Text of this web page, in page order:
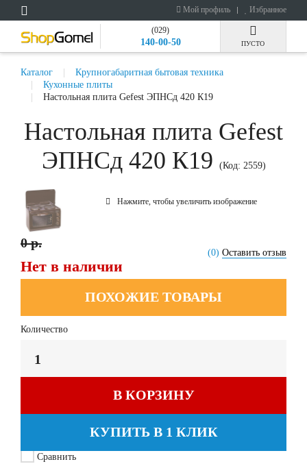
Мой профиль Избранное
(029)
140-00-50 ПУСТО
Каталог
Крупногабаритная бытовая техника
Кухонные плиты
Настольная плита Gefest ЭПНСд 420 К19
Настольная плита Gefest
ЭПНСд 420 К19
(Код: 2559)
Нажмите, чтобы увеличить изображение
(0) Оставить отзыв
0 р.
Нет в наличии
ПОХОЖИЕ ТОВАРЫ
Количество
В КОРЗИНУ
КУПИТЬ В 1 КЛИК
Сравнить